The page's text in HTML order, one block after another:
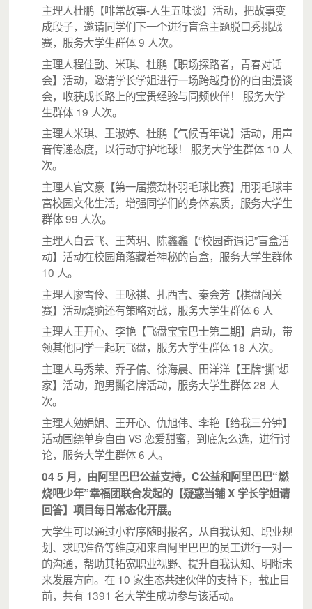
截至 2021.6.5，我们共举办：
5 场青年领袖分享活动，邀请 19 位青年领袖分享，
4 期青桥计划，服务大学生 69 名，其中贫困大学生
（来自农村、低保或建档立卡）41 名，帮助他们了
解职业规划和职场认知
其中贫困大学生（来自农村、低保或建档立卡）25
名，帮助他们开拓视野、沟通与表达
（青年领袖进校园受众反馈）
（青桥计划受众反馈）
主理人杜鹏【啡常故事-人生五味谈】活动，把故事变
成段子，邀请同学们下一个进行盲盒主题脱口秀挑战
赛，服务大学生群体 9 人次。
主理人程佳勤、米琪、杜鹏【职场探路者，青春对话
会】活动，邀请学长学姐进行一场跨越身份的自由漫谈
会，收获成长路上的宝贵经验与同频伙伴！ 服务大学
生群体 19 人次。
主理人米琪、王淑婷、杜鹏【气候青年说】活动，用声
音传递态度，以行动守护地球！ 服务大学生群体 10 人
次。
主理人官文豪【第一届攒劲杯羽毛球比赛】用羽毛球丰
富校园文化生活，增强同学们的身体素质，服务大学生
群体 99 人次。
主理人白云飞、王芮玥、陈鑫鑫【“校园奇遇记”盲盒活
动】活动在校园角落藏着神秘的盲盒，服务大学生群体
10 人。
主理人廖雪伶、王咏祺、扎西吉、秦会芳【棋盘闯关
赛】活动烧脑还有策略对战，服务大学生群体 6 人
主理人王开心、李艳【飞盘宝宝巴士第二期】启动，带
领其他同学一起玩飞盘，服务大学生群体 18 人次。
主理人马秀荣、乔子倩、徐海晨、田洋洋【王牌“撕”想
家】活动，跑男撕名牌活动，服务大学生群体 28 人
次。
主理人勉娟娟、王开心、仇旭伟、李艳【给我三分钟】
活动围绕单身自由 VS 恋爱甜蜜，到底怎么选，进行讨
论，服务大学生群体 6 人。
04 5 月，由阿里巴巴公益支持，C公益和阿里巴巴“燃
烧吧少年”幸福团联合发起的【疑惑当铺 X 学长学姐请
回答】项目每日常态化开展。
大学生可以通过小程序随时报名，从自我认知、职业规
划、求职准备等维度和来自阿里巴巴的员工进行一对一
的沟通，帮助其拓宽职业视野、提升自我认知、明晰未
来发展方向。在 10 家生态共建伙伴的支持下，截止目
前，共有 1391 名大学生成功参与该活动。